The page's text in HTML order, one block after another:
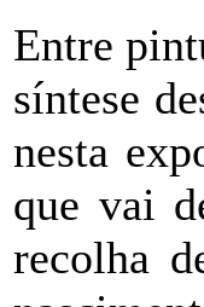
Entre
síntese
nesta
que vai
recolha